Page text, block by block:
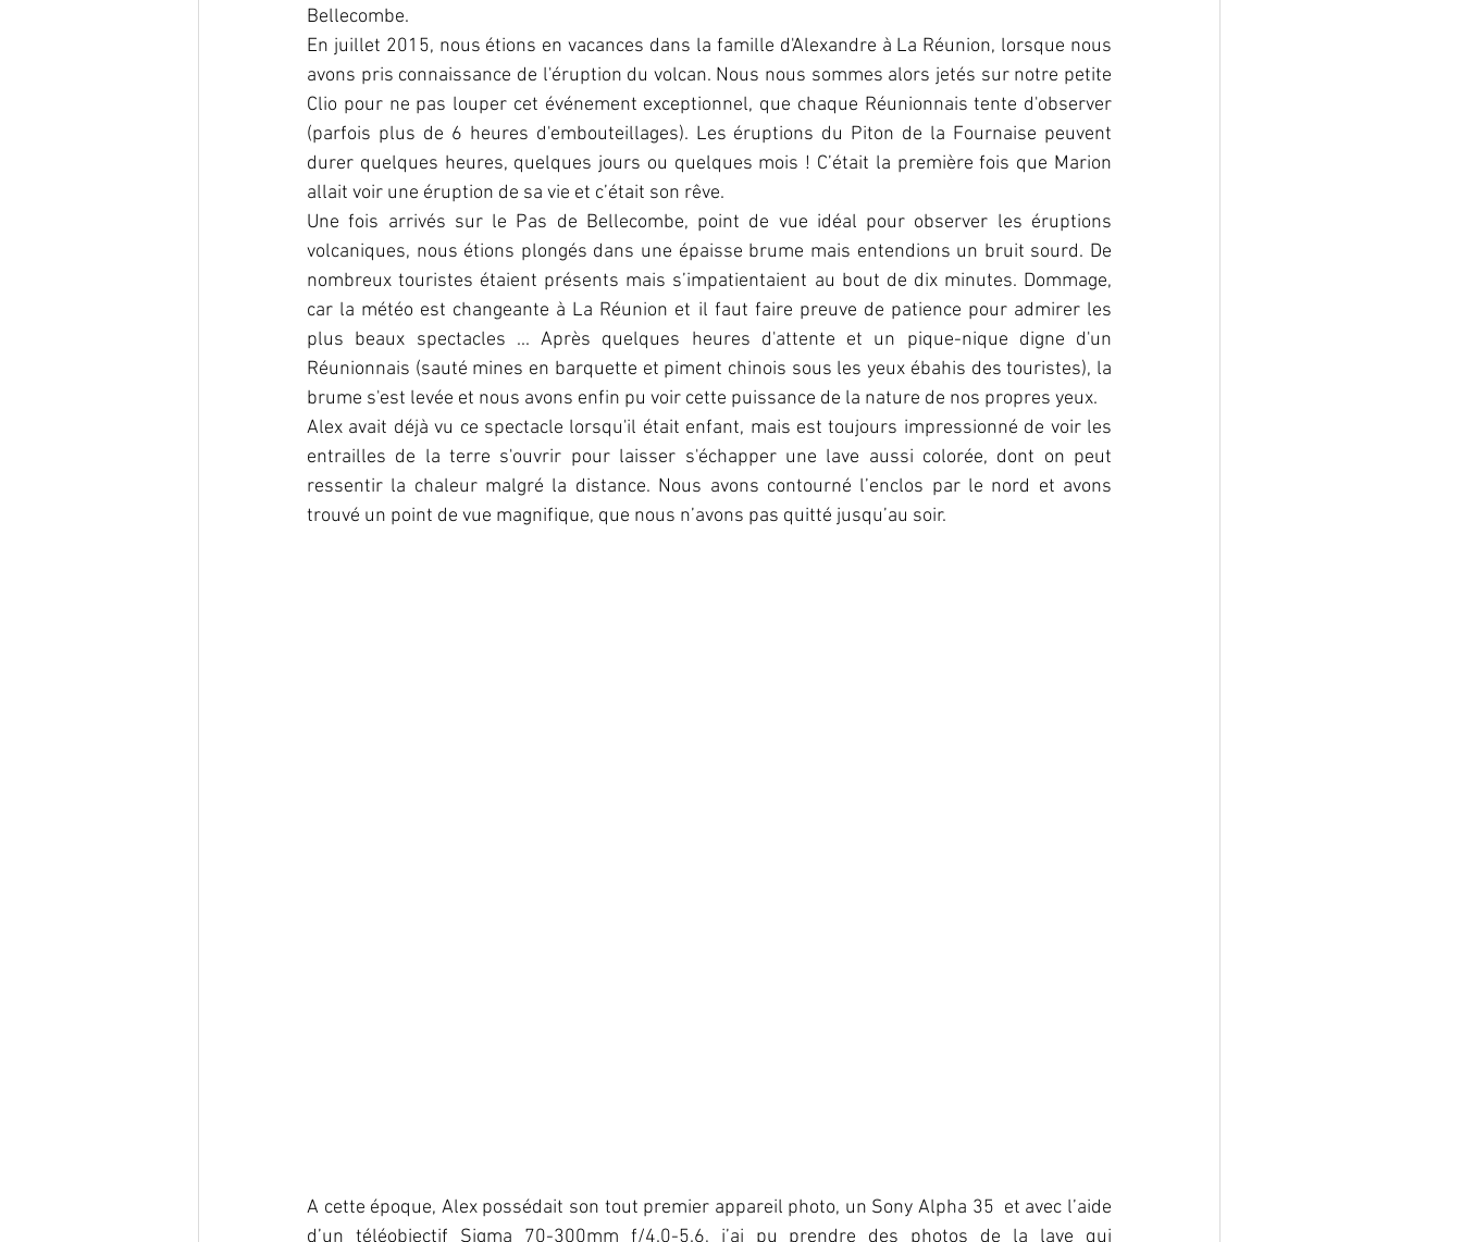
Bellecombe.
En juillet 2015, nous étions en vacances dans la famille d'Alexandre à La Réunion, lorsque nous
avons pris connaissance de l'éruption du volcan. Nous nous sommes alors jetés sur notre petite
Clio pour ne pas louper cet événement exceptionnel, que chaque Réunionnais tente d'observer
(parfois plus de 6 heures d'embouteillages). Les éruptions du Piton de la Fournaise peuvent
durer quelques heures, quelques jours ou quelques mois ! C’était la première fois que Marion
allait voir une éruption de sa vie et c’était son rêve.
Une fois arrivés sur le Pas de Bellecombe, point de vue idéal pour observer les éruptions
volcaniques, nous étions plongés dans une épaisse brume mais entendions un bruit sourd. De
nombreux touristes étaient présents mais s’impatientaient au bout de dix minutes. Dommage,
car la météo est changeante à La Réunion et il faut faire preuve de patience pour admirer les
plus beaux spectacles ... Après quelques heures d'attente et un pique-nique digne d'un
Réunionnais (sauté mines en barquette et piment chinois sous les yeux ébahis des touristes), la
brume s'est levée et nous avons enfin pu voir cette puissance de la nature de nos propres yeux.
Alex avait déjà vu ce spectacle lorsqu'il était enfant, mais est toujours impressionné de voir les
entrailles de la terre s'ouvrir pour laisser s'échapper une lave aussi colorée, dont on peut
ressentir la chaleur malgré la distance. Nous avons contourné l’enclos par le nord et avons
trouvé un point de vue magnifique, que nous n’avons pas quitté jusqu’au soir.
A cette époque, Alex possédait son tout premier appareil photo, un Sony Alpha 35  et avec l’aide
d’un téléobjectif Sigma 70-300mm f/4.0-5.6, j’ai pu prendre des photos de la lave qui